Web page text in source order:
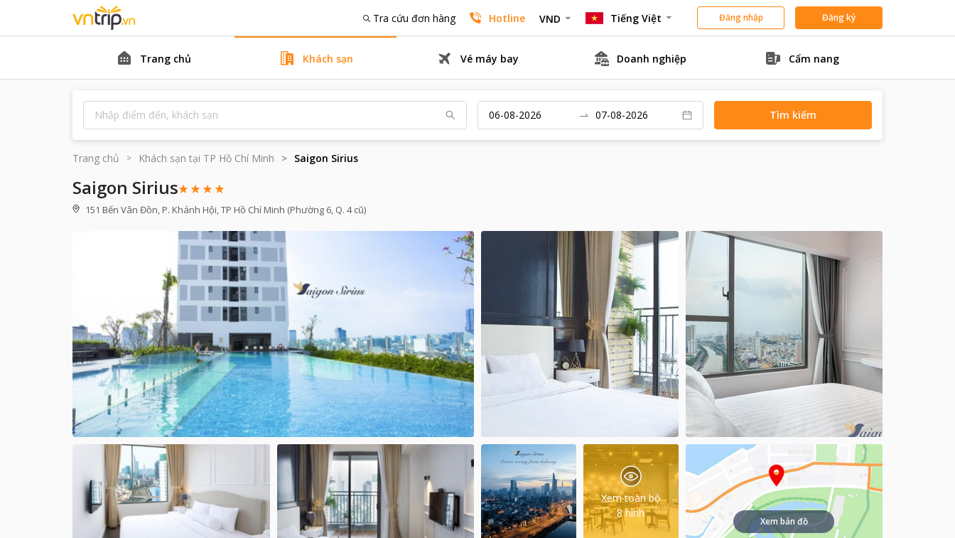
Tra cứu đơn hàng Hotline VND Tiếng Việt Đăng nhập Đăng ký
Trang chủ Khách sạn Vé máy bay Doanh nghiệp Cẩm nang
Tìm kiếm
Trang chủ Khách sạn tại TP Hồ Chí Minh Saigon Sirius
Saigon Sirius
151 Bến Vân Đồn, P. Khánh Hội, TP Hồ Chí Minh (Phường 6, Q. 4 cũ)
Xem toàn bộ
8 hình
Xem bản đồ